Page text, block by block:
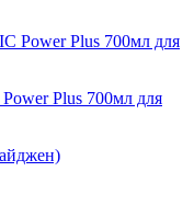
Plus 700мл для